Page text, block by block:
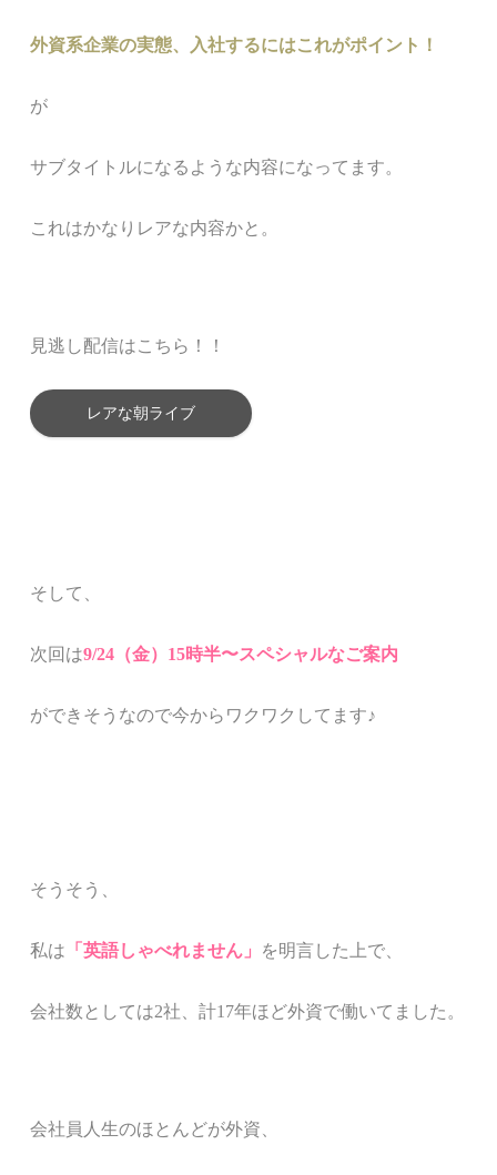
外資系企業の実態、入社するにはこれがポイント！
が
サブタイトルになるような内容になってます。
これはかなりレアな内容かと。
見逃し配信はこちら！！
レアな朝ライブ
そして、
次回は9/24 （金） 15時半〜スペシャルなご案内
ができそうなので今からワクワクしてます♪
そうそう、
私は 「英語しゃべれません 」 を明言した上で、
会社数としては2社、計17年ほど外資で働いてました。
会社員人生のほとんどが外資、